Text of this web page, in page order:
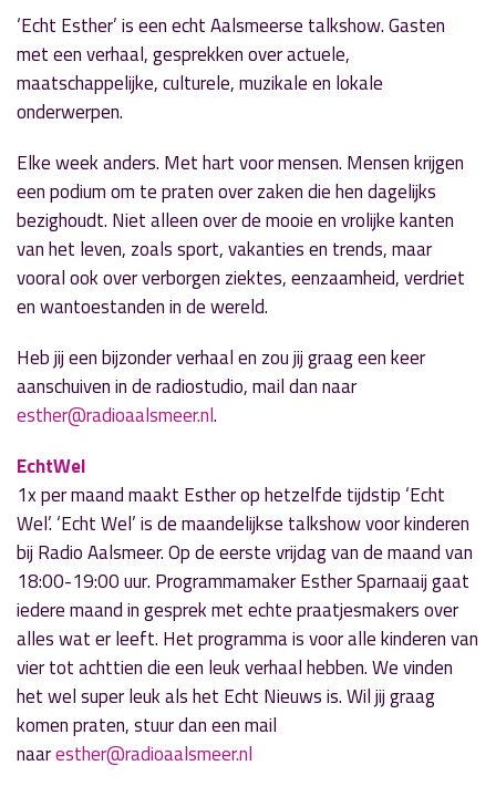
‘Echt Esther’ is een echt Aalsmeerse talkshow. Gasten
met een verhaal, gesprekken over actuele,
maatschappelijke, culturele, muzikale en lokale
onderwerpen.
Elke week anders. Met hart voor mensen. Mensen krijgen
een podium om te praten over zaken die hen dagelijks
bezighoudt. Niet alleen over de mooie en vrolijke kanten
van het leven, zoals sport, vakanties en trends, maar
vooral ook over verborgen ziektes, eenzaamheid, verdriet
en wantoestanden in de wereld.
Heb jij een bijzonder verhaal en zou jij graag een keer
aanschuiven in de radiostudio, mail dan naar
esther@radioaalsmeer.nl.
EchtWel
1x per maand maakt Esther op hetzelfde tijdstip ‘Echt
Wel’. ‘Echt Wel’ is de maandelijkse talkshow voor kinderen
bij Radio Aalsmeer. Op de eerste vrijdag van de maandvan
18:00-19:00 uur. Programmamaker Esther Sparnaaij gaat
iedere maand in gesprek met echte praatjesmakers over
alles wat er leeft. Het programma is voor alle kinderen van
vier tot achttien die een leuk verhaal hebben. We vinden
het wel super leuk als het Echt Nieuws is. Wil jij graag
komen praten, stuur dan een mail
naaresther@radioaalsmeer.nl